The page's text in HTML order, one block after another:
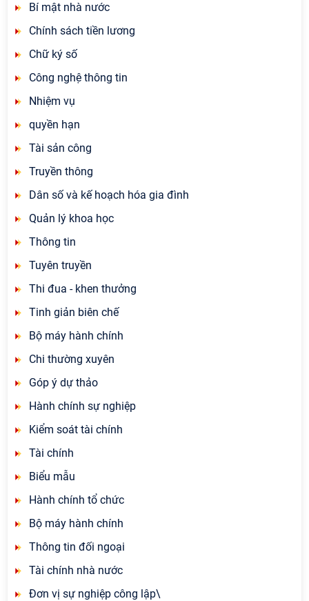
Bí mật nhà nước
Chính sách tiền lương
Chữ ký số
Công nghệ thông tin
Nhiệm vụ
quyền hạn
Tài sản công
Truyền thông
Dân số và kế hoạch hóa gia đình
Quản lý khoa học
Thông tin
Tuyên truyền
Thi đua - khen thưởng
Tinh giản biên chế
Bộ máy hành chính
Chi thường xuyên
Góp ý dự thảo
Hành chính sự nghiệp
Kiểm soát tài chính
Tài chính
Biểu mẫu
Hành chính tổ chức
Bộ máy hành chính
Thông tin đối ngoại
Tài chính nhà nước
Đơn vị sự nghiệp công lập\